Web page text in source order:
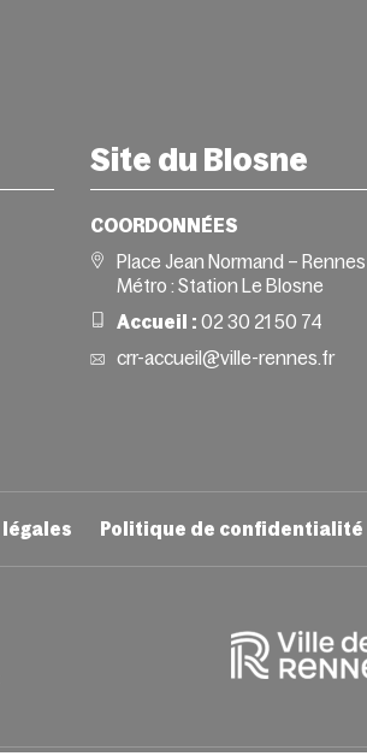
Site du Blosne
COORDONNÉES
Place Jean Normand – Rennes
Métro : Station Le Blosne
Accueil : 02 30 21 50 74
crr-accueil@ville-rennes.fr
Politique de confidentialité